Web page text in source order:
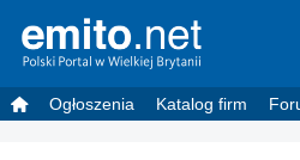
Ogłoszenia Katalog firm